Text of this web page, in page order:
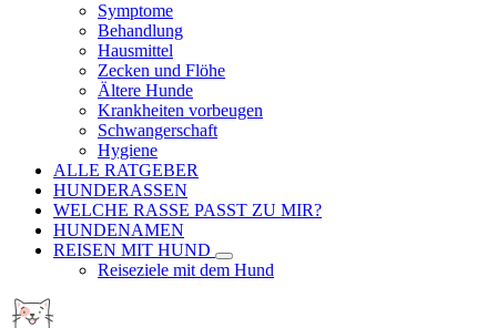
Symptome
Behandlung
Hausmittel
Zecken und Flöhe
Ältere Hunde
Krankheiten vorbeugen
Schwangerschaft
Hygiene
ALLE RATGEBER
HUNDERASSEN
WELCHE RASSE PASST ZU MIR?
HUNDENAMEN
REISEN MIT HUND
Reiseziele mit dem Hund